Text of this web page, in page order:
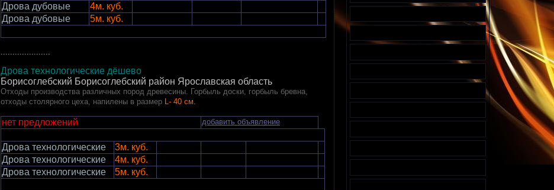
Дрова дубовые
4м. куб.
Дрова дубовые
5м. куб.
Дрова технологические дёшево
Борисоглебский Борисоглебский район Ярославская область
Отходы производства различных пород древесины. Горбыль доски, горбыль бревна,
отходы столярного цеха, напилены в размер L- 40 см.
нет предложений добавить объявление
Дрова технологические
3м. куб.
Дрова технологические
4м. куб.
Дрова технологические
5м. куб.